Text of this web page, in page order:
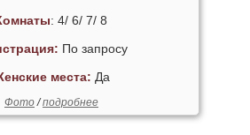
: 4/ 6/ 7/ 8
По запросу
места: Да
Фото/подробнее